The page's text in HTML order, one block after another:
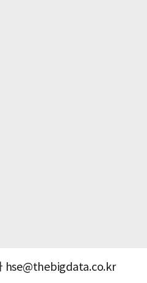
hse@thebigdata.co.kr